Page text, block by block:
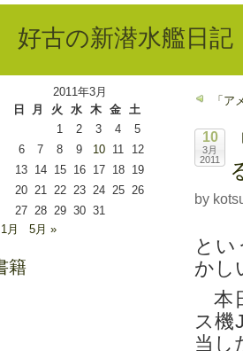
好古の新潜水艦日記
「ア
10
3月
2011
by
とい
かし
本
ス機
当し
2011年3月
日
月 火 水 木 金
土
1
2 3 4
5
6
7 8 9 10 11
12
13 14 15 16 17 18
19
20 21 22 23 24 25 26
27 28 29 30 31
月
5月 »
籍